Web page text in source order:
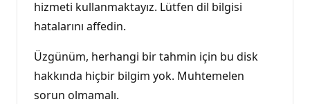
l
ı
k
a
ı
hizmeti kullanmaktayız. Lütfen dil bilgisi
hatalarını affedin.
Üzgünüm, herhangi bir tahmin için bu disk
hakkında hiçbir bilgim yok. Muhtemelen
sorun olmamalı.